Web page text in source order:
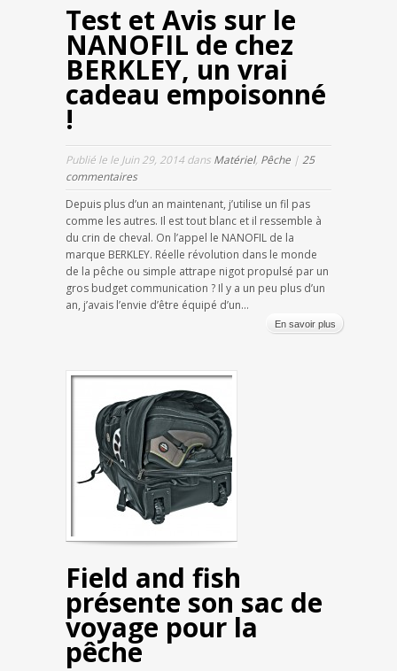
Test et Avis sur le
NANOFIL de chez
BERKLEY, un vrai
cadeau empoisonné
!
Publié le le Juin 29, 2014 dans Matériel, Pêche | 25
commentaires
Depuis plus d’un an maintenant, j’utilise un fil pas
comme les autres. Il est tout blanc et il ressemble à
du crin de cheval. On l’appel le NANOFIL de la
marque BERKLEY. Réelle révolution dans le monde
de la pêche ou simple attrape nigot propulsé par un
gros budget communication ? Il y a un peu plus d’un
an, j’avais l’envie d’être équipé d’un...
En savoir plus
Field and fish
présente son sac de
voyage pour la
pêche